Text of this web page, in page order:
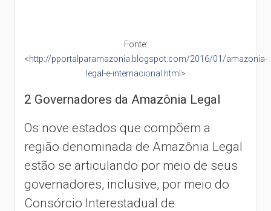
Fonte:
<http://pportalparamazonia.blogspot.com/2016/01/amazonia-
legal-e-internacional.html >
2 Governadores da Amazônia Legal
Os nove estados que compõem a
região denominada de Amazônia Legal
estão se articulando por meio de seus
governadores, inclusive, por meio do
Consórcio Interestadual de